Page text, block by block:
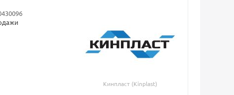
Кинпласт (Kinplast)